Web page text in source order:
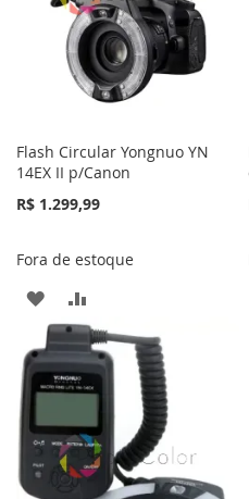
Flash Circular Yongnuo YN
14EX II p/Canon
R$ 1.299,99
Fora de estoque
ADICIONAR
À
LISTA
DESEJOS
PARA
COMPARAR